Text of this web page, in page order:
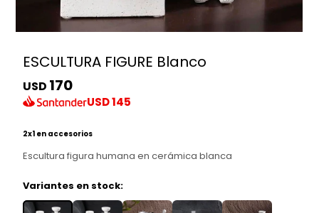
ESCULTURA FIGURE Blanco
USD 170
USD145
2x1 en accesorios
Escultura figura humana en cerámica blanca
Variantes en stock: